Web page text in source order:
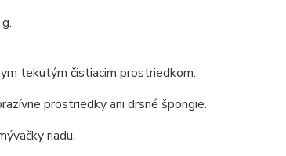
tekutým čistiacim prostriedkom.
prostriedky ani drsné špongie.
riadu.